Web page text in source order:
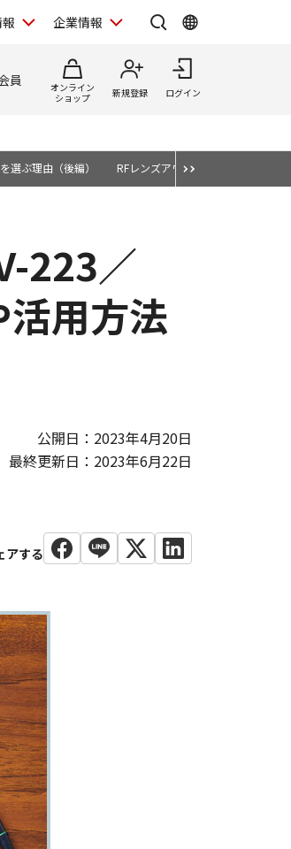
企業情報
員
オンライン
ショップ
新規登録 ログイン
選ぶ理由（後編） RFレンズアワード2025
223／
用方法
公開日：2023年4月20日
最終更新日：2023年6月22日